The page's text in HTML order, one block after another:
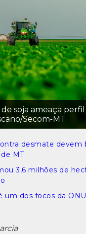
soja ameaça
Secom-MT
desmate devem
MT
3,6 milhões de
um dos focos da